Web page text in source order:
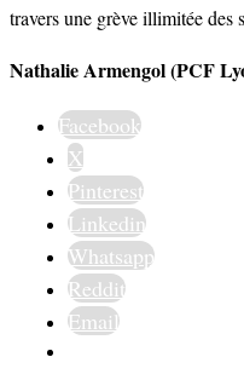
travers une grève illimitée des
Nathalie Armengol (PCF
Facebook
X
Pinterest
Linkedin
Whatsapp
Reddit
Email